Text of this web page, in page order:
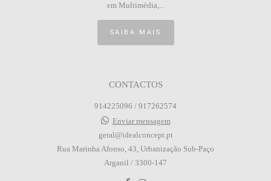
em Multimédia,...
SAIBA MAIS
CONTACTOS
914225096 / 917262574
Enviar mensagem
geral@idealconcept.pt
Rua Marinha Afonso, 43, Urbanização Sub-Paço
Arganil / 3300-147